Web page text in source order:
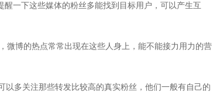
一下这些媒体的粉丝多能找到目标用户，可以产生互
微博的热点常常出现在这些人身上，能不能接力用力的营
多关注那些转发比较高的真实粉丝，他们一般有自己的